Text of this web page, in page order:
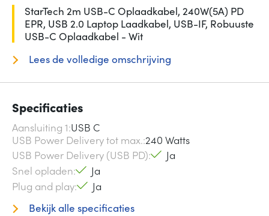
StarTech 2m USB-C Oplaadkabel, 240W(5A) PD
EPR, USB 2.0 Laptop Laadkabel, USB-IF, Robuuste
USB-C Oplaadkabel - Wit
Lees de volledige omschrijving
Specificaties
Aansluiting 1 USB C
USB Power Delivery tot max. 240 Watts
USB Power Delivery (USB PD)
Ja
Snel opladen
Ja
Plug and play
Ja
Bekijk alle specificaties